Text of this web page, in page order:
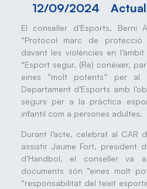
12/09/2024
El conseller d’Esports, Berni
“Protocol marc de protecció
davant les violències en
“Esport segur. (Re) conèixer,
eines “molt potents” per al
Departament d’Esports amb
segurs per a la pràctica
infantil com a persones adultes.
Durant l’acte, celebrat al CAR
assistir Jaume Fort, president
d’Handbol, el conseller va
documents són “eines molt
“responsabilitat del teixit